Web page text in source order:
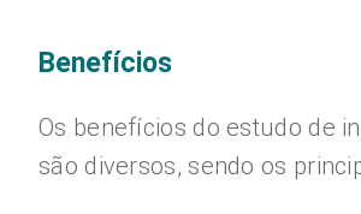
Benefícios
Os benefícios do estudo de
são diversos, sendo os